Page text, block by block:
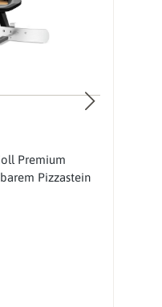
Premium
Pizzastein